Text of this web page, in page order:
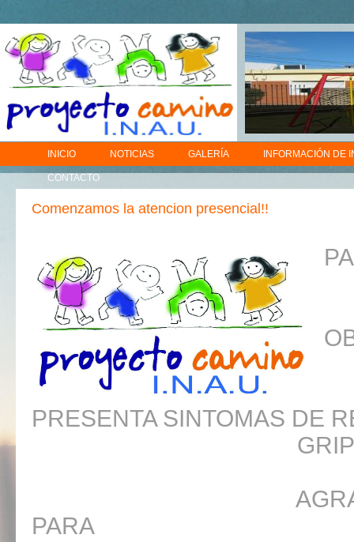
INICIO NOTICIAS GALERÍA INFORMACIÓN DE
CONTACTO
Comenzamos la atencion presencial!!
PRESENTA SINTOMAS DE
GRIPE,
PARA ASI